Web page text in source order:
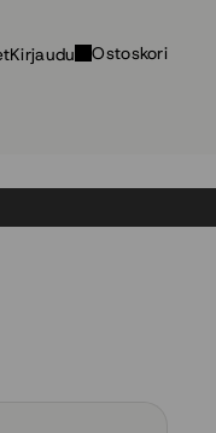
Kirjaudu Ostoskori